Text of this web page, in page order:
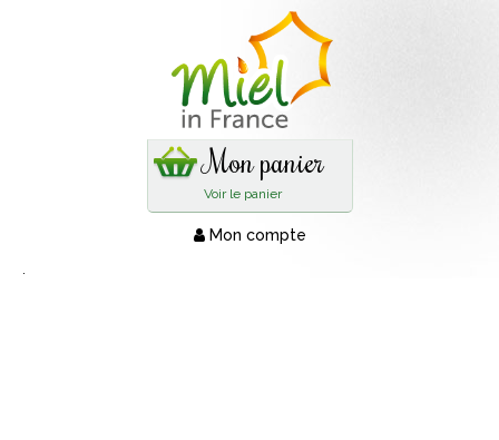
Mon panier
Voir le panier
Mon compte